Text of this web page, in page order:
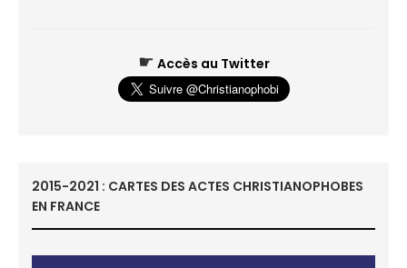
☛ Accès au Twitter
2015-2021 : CARTES DES ACTES CHRISTIANOPHOBES
EN FRANCE